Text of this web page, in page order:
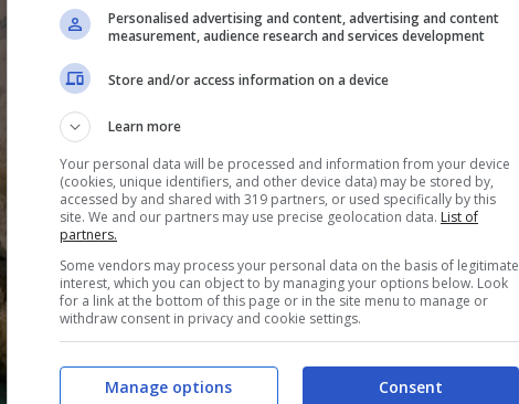
Personalised advertising and content, advertising and content
measurement, audience research and services development
Store and/or access information on a device
Learn more
Your personal data will be processed and information from your device
(cookies, unique identifiers, and other device data) may be stored by,
accessed by and shared with 319 partners, or used specifically by this
site. We and our partners may use precise geolocation data. List of
partners.
Some vendors may process your personal data on the basis of legitimate
interest, which you can object to by managing your options below. Look
for a link at the bottom of this page or in the site menu to manage or
withdraw consent in privacy and cookie settings.
Consent
Manage options